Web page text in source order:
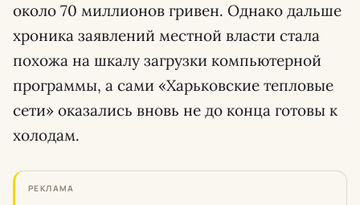
около 70 миллионов гривен. Однако дальше
хроника заявлений местной власти стала
похожа на шкалу загрузки компьютерной
программы, а сами «Харьковские тепловые
сети» оказались вновь не до конца готовы к
холодам.
РЕКЛАМА